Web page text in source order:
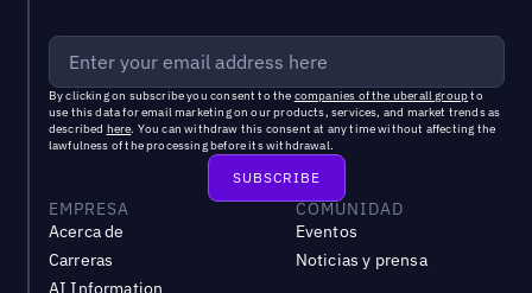
By clicking on subscribe you consent to the companies of the uberall groupto
use this data for email marketing on our products, services, and market trends as
described here. You can withdraw this consent at any time without affecting the
lawfulness of the processing before its withdrawal.
EMPRESA
Acerca de
Carreras
AI Information
COMUNIDAD
Eventos
Noticias y prensa